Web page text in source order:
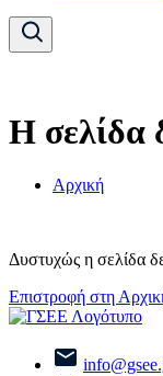
Η σελίδα
Αρχική
Δυστυχώς η σελίδα
Επιστροφή στη